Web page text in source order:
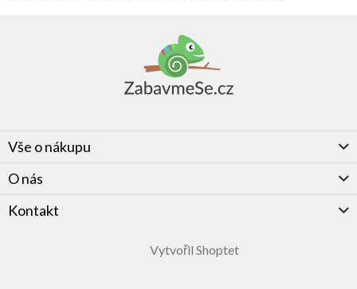
Vše o nákupu
O nás
Kontakt
Vytvořil Shoptet